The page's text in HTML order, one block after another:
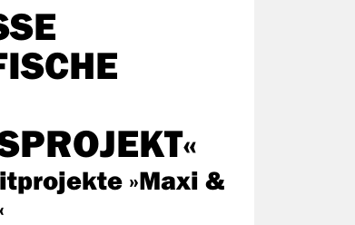
»Maxi &